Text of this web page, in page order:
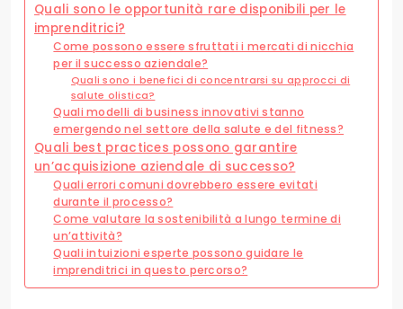
Quali sono le opportunità rare disponibili per le
imprenditrici?
Come possono essere sfruttati i mercati di nicchia
per il successo aziendale?
Quali sono i benefici di concentrarsi su approcci di
salute olistica?
Quali modelli di business innovativi stanno
emergendo nel settore della salute e del fitness?
Quali best practices possono garantire
un’acquisizione aziendale di successo?
Quali errori comuni dovrebbero essere evitati
durante il processo?
Come valutare la sostenibilità a lungo termine di
un’attività?
Quali intuizioni esperte possono guidare le
imprenditrici in questo percorso?